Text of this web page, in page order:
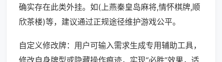
确实存在此类外挂。如(上燕秦皇岛麻将,情怀棋牌,顺
欣茶楼)等，建议通过正规途径维护游戏公平。
自定义修改牌：用户可输入需求生成专用辅助工具，